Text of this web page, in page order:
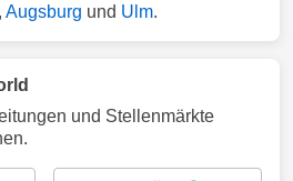
Augsburg und Ulm.
und Stellenmärkte